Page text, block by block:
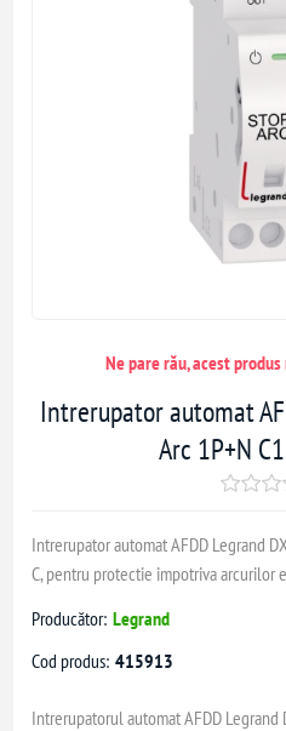
Ne pare rău, acest
Intrerupator automat
Arc 1P+N
Intrerupator automat AFDD Legrand
C, pentru protectie impotriva arcurilor
Producător: Legrand
Cod produs: 415913
Intrerupatorul automat AFDD Legrand